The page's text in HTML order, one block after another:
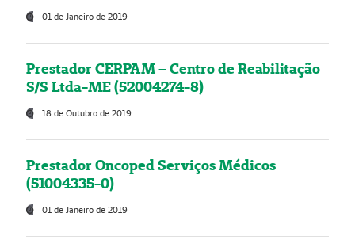
01 de Janeiro de 2019
Prestador CERPAM – Centro de Reabilitação
S/S Ltda-ME (52004274-8)
18 de Outubro de 2019
Prestador Oncoped Serviços Médicos
(51004335-0)
01 de Janeiro de 2019